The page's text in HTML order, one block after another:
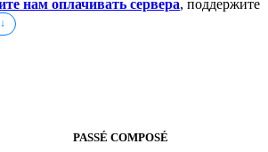
нам оплачивать сервера, поддержите
PASSÉ COMPOSÉ